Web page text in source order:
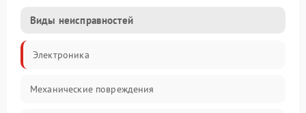
Виды неисправностей
Электроника
Механические повреждения